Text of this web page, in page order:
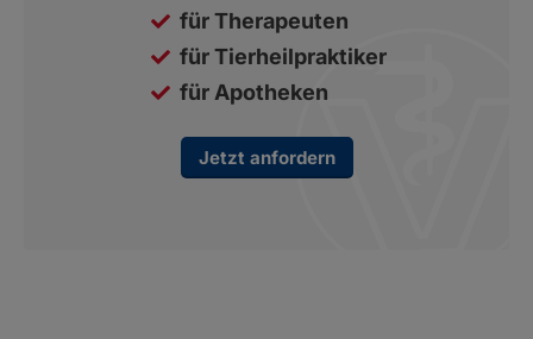
für Therapeuten
für Tierheilpraktiker
für Apotheken
Jetzt anfordern